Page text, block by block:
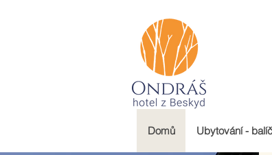
Domů Ubytování -